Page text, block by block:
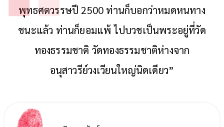
พุทธศตวรรษปี 2500 ท่านก็บอกว่าหมดหนทาง
ชนะแล้ว ท่านก็ยอมแพ้ ไปบวชเป็นพระอยู่ที่วัด
ทองธรรมชาติ วัดทองธรรมชาติห่างจาก
อนุสาวรีย์วงเวียนใหญ่นิดเดียว”